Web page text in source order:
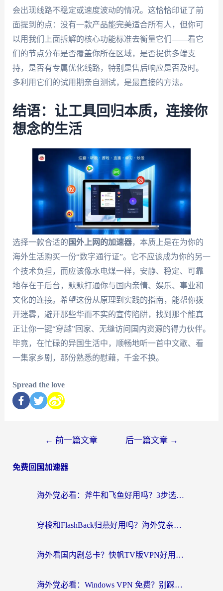
会出现线路不稳定或速度波动的情况。这恰恰印证了前
面提到的点：没有一款产品能完美适合所有人，但你可
以用我们上面拆解的核心功能标准去衡量它们——看它
们的节点分布是否覆盖你所在区域，是否提供多端支
持，是否有专属优化线路，特别是售后响应是否及时。
多利用它们的试用期亲自测试，是最直接的方法。
结语：让工具回归本质，连接你
想念的生活
选择一款合适的 国外上网的加速器，本质上是在为你的
海外生活购买一份“数字通行证”。它不应该成为你的另一
个技术负担，而应该像水电煤一样，安静、稳定、可靠
地存在于后台，默默打通你与国内亲情、娱乐、事业和
文化的连接。希望这份从原理到实践的指南，能帮你拨
开迷雾，避开那些华而不实的宣传陷阱，找到那个能真
正让你一键“穿越”回家、无缝访问国内资源的得力伙伴。
毕竟，在忙碌的异国生活中，顺畅地听一首中文歌、看
一集家乡剧，那份熟悉的慰藉，千金不换。
Spread the love
← 前一篇文章 后一篇文章 →
免费回国加速器
海外党必看：斧牛和飞鱼好用吗？3步选对回国加速器，无缝刷剧玩国服
穿梭和FlashBack归燕好用吗？海外党亲测3款热门回国加速器，教你选对不踩坑
海外看国内剧总卡？快帆TV版VPN好用吗？和快滚VPN对比哪个回国效果更好？
海外党必看：Windows VPN 免费？别踩坑！教你选对好用的国内加速器无缝回国